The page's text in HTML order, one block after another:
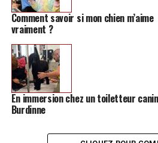
Comment savoir si mon chien m’aime
vraiment ?
En immersion chez un toiletteur
Burdinne